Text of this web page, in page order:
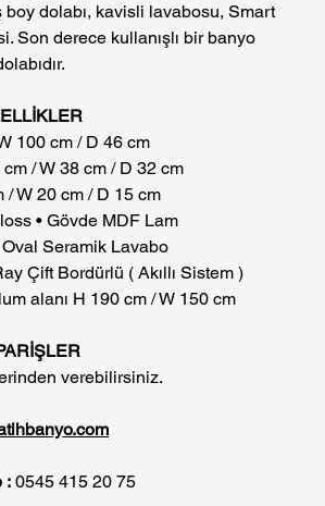
boy dolabı, kavisli lavabosu, Smart
Son derece kullanışlı bir banyo
100 cm / D 46 cm
/ W 38 cm / D 32 cm
/ W 20 cm / D 15 cm
• Gövde MDF Lam
Oval Seramik Lavabo
Çift Bordürlü ( Akıllı Sistem )
alanı H 190 cm / W 150 cm
verebilirsiniz.
: 0545 415 20 75